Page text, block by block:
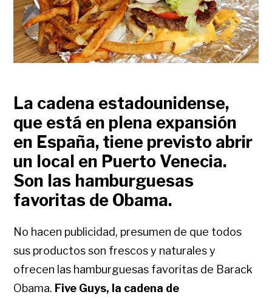
La cadena estadounidense,
que está en plena expansión
en España, tiene previsto abrir
un local en Puerto Venecia.
Son las hamburguesas
favoritas de Obama.
No hacen publicidad, presumen de que todos
sus productos son frescos y naturales y
ofrecen las hamburguesas favoritas de Barack
Obama. Five Guys, la cadena de